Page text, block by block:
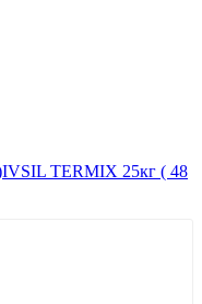
IVSIL TERMIX 25кг ( 48